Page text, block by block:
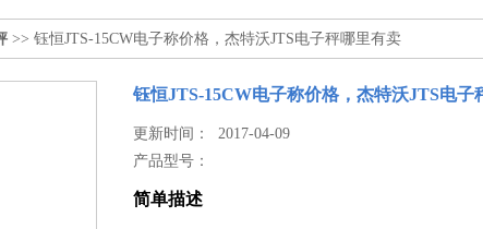
>> 钰恒JTS-15CW电子称价格，杰特沃JTS电子秤哪里有卖
钰恒JTS-15CW电子称价格，杰特沃JTS电子
更新时间： 2017-04-09
产品型号：
简单描述